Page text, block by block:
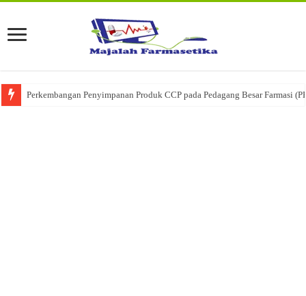
Ketika Obat Menunggu Keputusan: Mengenal Peran Karantina Produk